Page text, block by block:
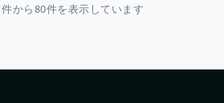
から80件を表示しています